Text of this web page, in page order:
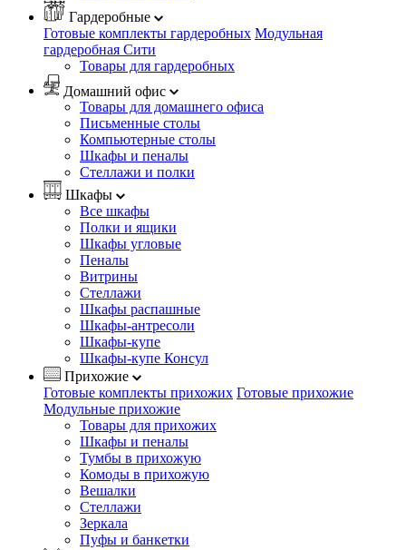
Гардеробные
Готовые комплекты гардеробных Модульная
гардеробная Сити
Товары для гардеробных
Домашний офис
Товары для домашнего офиса
Письменные столы
Компьютерные столы
Шкафы и пеналы
Стеллажи и полки
Шкафы
Все шкафы
Полки и ящики
Шкафы угловые
Пеналы
Витрины
Стеллажи
Шкафы распашные
Шкафы-антресоли
Шкафы-купе
Шкафы-купе Консул
Прихожие
Готовые комплекты прихожих Готовые прихожие
Модульные прихожие
Товары для прихожих
Шкафы и пеналы
Тумбы в прихожую
Комоды в прихожую
Вешалки
Стеллажи
Зеркала
Пуфы и банкетки